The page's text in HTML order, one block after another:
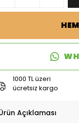
1000 TL üzeri
ücretsiz kargo
Açıklaması